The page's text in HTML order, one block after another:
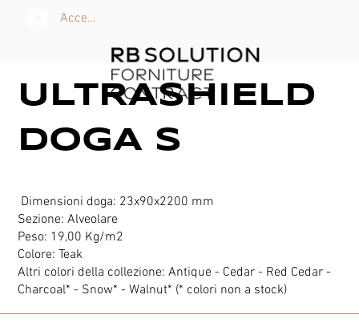
Accedi
Dimensioni doga: 23x90x2200 mm
Sezione: Alveolare
Peso: 19,00 Kg/m2
Colore: Teak
Altri colori della collezione: Antique - Cedar - Red Cedar -
Charcoal* - Snow* - Walnut* (* colori non a stock)
ULTRASHIELD
DOGA S